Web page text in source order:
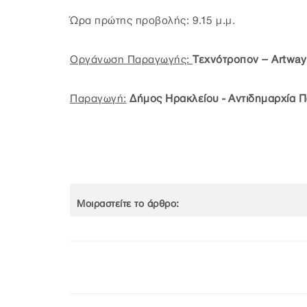
Ώρα πρώτης προβολής: 9.15 μ.μ.
Oργάνωση Παραγωγής: Τεχνότροπον – Artway
Παραγωγή: Δήμος Ηρακλείου - Αντιδημαρχία
Μοιραστείτε το άρθρο: